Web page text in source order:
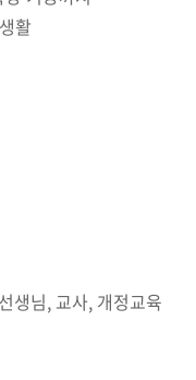
활
생님, 교사, 개정교육